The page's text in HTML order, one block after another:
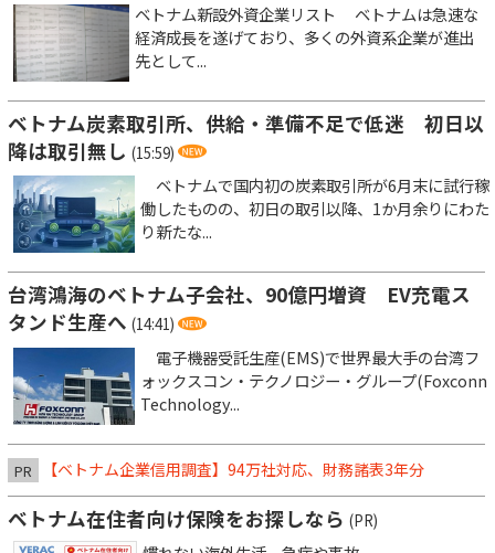
ベトナム新設外資企業リスト ベトナムは急速な
経済成長を遂げており、多くの外資系企業が進出
先として...
ベトナム炭素取引所、供給・準備不足で低迷 初日以
降は取引無し (15:59)
ベトナムで国内初の炭素取引所が6月末に試行稼
働したものの、初日の取引以降、1か月余りにわた
り新たな...
台湾鴻海のベトナム子会社、90億円増資 EV充電ス
タンド生産へ (14:41)
電子機器受託生産(EMS)で世界最大手の台湾フ
ォックスコン・テクノロジー・グループ(Foxconn
Technology...
PR 【ベトナム企業信用調査】94万社対応、財務諸表3年分
ベトナム在住者向け保険をお探しなら (PR)